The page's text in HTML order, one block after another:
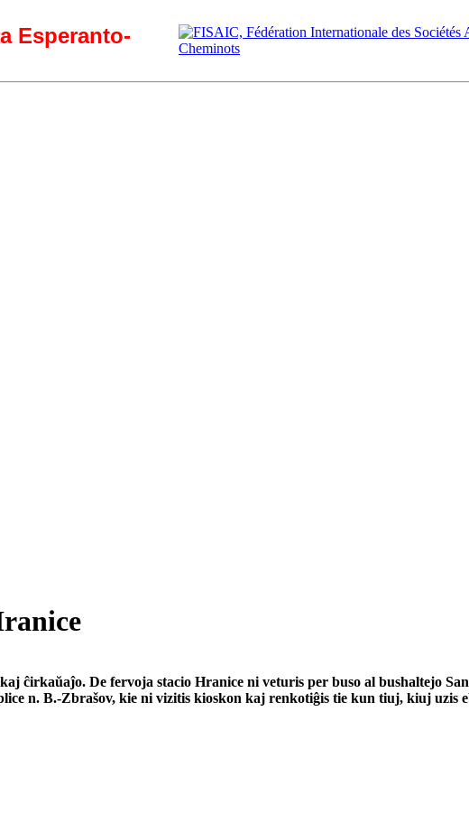
Esperanto-
ĉirkaŭaĵo. De fervoja stacio Hranice ni veturis per buso al bushaltejo
n. B.-Zbrašov, kie ni vizitis kioskon kaj renkotiĝis tie kun tiuj, kiuj uzis